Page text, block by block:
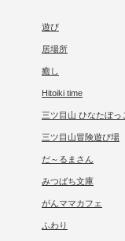
遊び
居場所
癒し
Hitoiki time
三ツ目山 ひなたぼっ
三ツ目山冒険遊び場
だ～るまさん
みつばち文庫
がんママカフェ
ふわり